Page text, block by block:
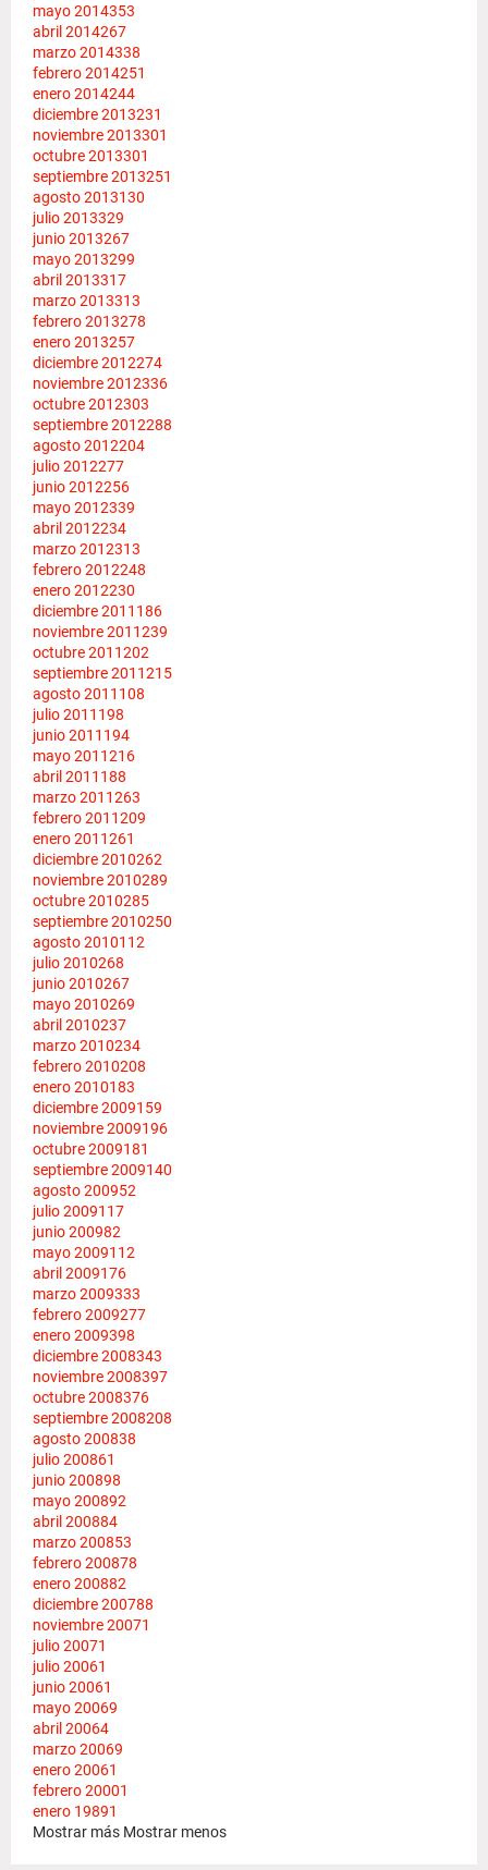
mayo 2014353
abril 2014267
marzo 2014338
febrero 2014251
enero 2014244
diciembre 2013231
noviembre 2013301
octubre 2013301
septiembre 2013251
agosto 2013130
julio 2013329
junio 2013267
mayo 2013299
abril 2013317
marzo 2013313
febrero 2013278
enero 2013257
diciembre 2012274
noviembre 2012336
octubre 2012303
septiembre 2012288
agosto 2012204
julio 2012277
junio 2012256
mayo 2012339
abril 2012234
marzo 2012313
febrero 2012248
enero 2012230
diciembre 2011 186
noviembre 2011239
octubre 2011202
septiembre 2011215
agosto 2011 108
julio 2011 198
junio 2011 194
mayo 2011216
abril 2011 188
marzo 2011263
febrero 2011209
enero 2011261
diciembre 2010262
noviembre 2010289
octubre 2010285
septiembre 2010250
agosto 2010112
julio 2010268
junio 2010267
mayo 2010269
abril 2010237
marzo 2010234
febrero 2010208
enero 2010183
diciembre 2009159
noviembre 2009196
octubre 2009181
septiembre 2009140
agosto 200952
julio 2009117
junio 200982
mayo 2009112
abril 2009176
marzo 2009333
febrero 2009277
enero 2009398
diciembre 2008343
noviembre 2008397
octubre 2008376
septiembre 2008208
agosto 200838
julio 200861
junio 200898
mayo 200892
abril 200884
marzo 200853
febrero 200878
enero 200882
diciembre 200788
noviembre 20071
julio 20071
julio 20061
junio 20061
mayo 20069
abril 20064
marzo 20069
enero 20061
febrero 20001
enero 19891
Mostrar más Mostrar menos